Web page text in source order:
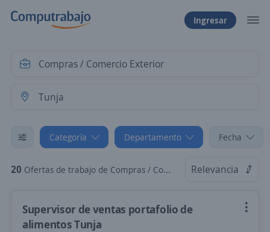
Ingresar
Categoría Departamento Fecha
20 Ofertas de trabajo de Compras / Comercio Exterior en Tunja, Boyacá Relevancia
Supervisor de ventas portafolio de
alimentos Tunja